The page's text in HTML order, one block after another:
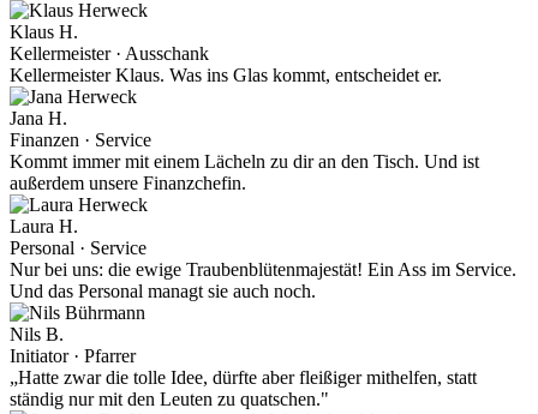
Klaus H.
Kellermeister · Ausschank
Kellermeister Klaus. Was ins Glas kommt, entscheidet er.
Jana H.
Finanzen · Service
Kommt immer mit einem Lächeln zu dir an den Tisch. Und ist
außerdem unsere Finanzchefin.
Laura H.
Personal · Service
Nur bei uns: die ewige Traubenblütenmajestät! Ein Ass im Service.
Und das Personal managt sie auch noch.
Nils B.
Initiator · Pfarrer
„Hatte zwar die tolle Idee, dürfte aber fleißiger mithelfen, statt
ständig nur mit den Leuten zu quatschen."